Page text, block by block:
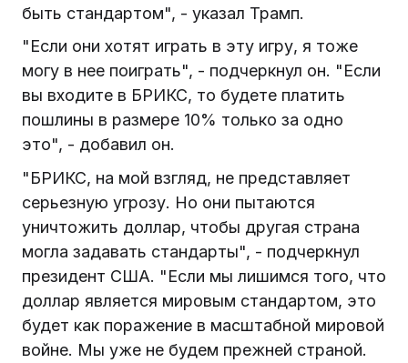
быть стандартом", - указал Трамп.
"Если они хотят играть в эту игру, я тоже
могу в нее поиграть", - подчеркнул он. "Если
вы входите в БРИКС, то будете платить
пошлины в размере 10% только за одно
это", - добавил он.
"БРИКС, на мой взгляд, не представляет
серьезную угрозу. Но они пытаются
уничтожить доллар, чтобы другая страна
могла задавать стандарты", - подчеркнул
президент США. "Если мы лишимся того, что
доллар является мировым стандартом, это
будет как поражение в масштабной мировой
войне. Мы уже не будем прежней страной.